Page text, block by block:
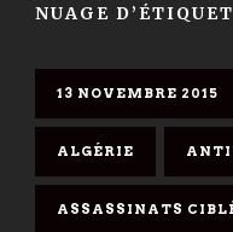
NUAGE
13 NOVEMBRE 2015
ALGÉRIE
ASSASSINATS